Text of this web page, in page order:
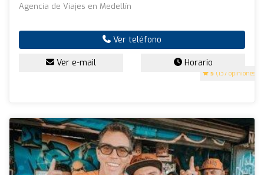
5 (137 opiniones)
Agencia de Viajes en Medellín
Ver teléfono
Ver e-mail Horario